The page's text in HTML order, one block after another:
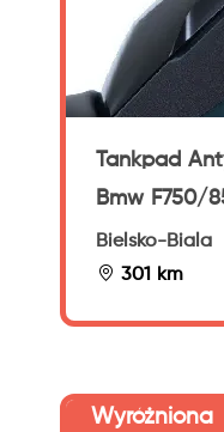
Tankpad
Bmw F750/
Bielsko-Biala
301 km
Wyróżniona